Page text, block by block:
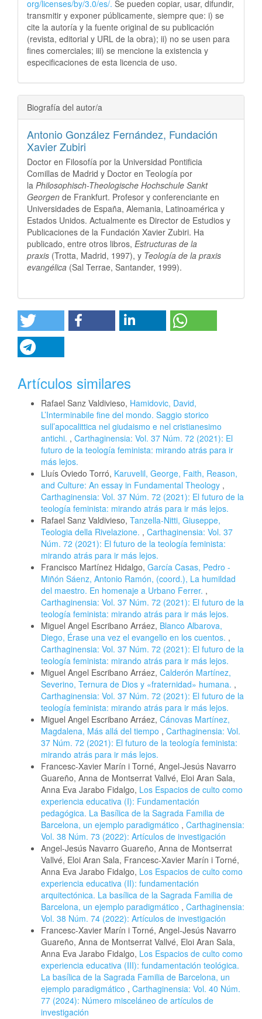
org/licenses/by/3.0/es/. Se pueden copiar, usar, difundir,
transmitir y exponer públicamente, siempre que: i) se
cite la autoría y la fuente original de su publicación
(revista, editorial y URL de la obra); ii) no se usen para
fines comerciales; iii) se mencione la existencia y
especificaciones de esta licencia de uso.
Biografía del autor/a
Antonio González Fernández, Fundación
Xavier Zubiri
Doctor en Filosofía por la Universidad Pontificia
Comillas de Madrid y Doctor en Teología por
la Philosophisch-Theologische Hochschule Sankt
Georgen de Frankfurt. Profesor y conferenciante en
Universidades de España, Alemania, Latinoamérica y
Estados Unidos. Actualmente es Director de Estudios y
Publicaciones de la Fundación Xavier Zubiri. Ha
publicado, entre otros libros, Estructuras de la
praxis (Trotta, Madrid, 1997), y Teología de la praxis
evangélica (Sal Terrae, Santander, 1999).
Artículos similares
Rafael Sanz Valdivieso, Hamidovic, David,
L’Interminabile fine del mondo. Saggio storico
sull’apocalittica nel giudaismo e nel cristianesimo
antichi. , Carthaginensia: Vol. 37 Núm. 72 (2021): El
futuro de la teología feminista: mirando atrás para ir
más lejos.
Lluís Oviedo Torró, Karuvelil, George, Faith, Reason,
and Culture: An essay in Fundamental Theology ,
Carthaginensia: Vol. 37 Núm. 72 (2021): El futuro de la
teología feminista: mirando atrás para ir más lejos.
Rafael Sanz Valdivieso, Tanzella-Nitti, Giuseppe,
Teologia della Rivelazione. , Carthaginensia: Vol. 37
Núm. 72 (2021): El futuro de la teología feminista:
mirando atrás para ir más lejos.
Francisco Martínez Hidalgo, García Casas, Pedro -
Miñón Sáenz, Antonio Ramón, (coord.), La humildad
del maestro. En homenaje a Urbano Ferrer. ,
Carthaginensia: Vol. 37 Núm. 72 (2021): El futuro de la
teología feminista: mirando atrás para ir más lejos.
Miguel Angel Escribano Arráez, Blanco Albarova,
Diego, Érase una vez el evangelio en los cuentos. ,
Carthaginensia: Vol. 37 Núm. 72 (2021): El futuro de la
teología feminista: mirando atrás para ir más lejos.
Miguel Angel Escribano Arráez, Calderón Martínez,
Severino, Ternura de Dios y «fraternidad» humana. ,
Carthaginensia: Vol. 37 Núm. 72 (2021): El futuro de la
teología feminista: mirando atrás para ir más lejos.
Miguel Angel Escribano Arráez, Cánovas Martínez,
Magdalena, Más allá del tiempo , Carthaginensia: Vol.
37 Núm. 72 (2021): El futuro de la teología feminista:
mirando atrás para ir más lejos.
Francesc-Xavier Marín i Torné, Angel-Jesús Navarro
Guareño, Anna de Montserrat Vallvé, Eloi Aran Sala,
Anna Eva Jarabo Fidalgo, Los Espacios de culto como
experiencia educativa (I): Fundamentación
pedagógica. La Basílica de la Sagrada Familia de
Barcelona, un ejemplo paradigmático , Carthaginensia:
Vol. 38 Núm. 73 (2022): Artículos de investigación
Angel-Jesús Navarro Guareño, Anna de Montserrat
Vallvé, Eloi Aran Sala, Francesc-Xavier Marín i Torné,
Anna Eva Jarabo Fidalgo, Los Espacios de culto como
experiencia educativa (II): fundamentación
arquitectónica. La basílica de la Sagrada Familia de
Barcelona, un ejemplo paradigmático , Carthaginensia:
Vol. 38 Núm. 74 (2022): Artículos de investigación
Francesc-Xavier Marín i Torné, Angel-Jesús Navarro
Guareño, Anna de Montserrat Vallvé, Eloi Aran Sala,
Anna Eva Jarabo Fidalgo, Los Espacios de culto como
experiencia educativa (III): fundamentación teológica.
La basílica de la Sagrada Familia de Barcelona, un
ejemplo paradigmático , Carthaginensia: Vol. 40 Núm.
77 (2024): Número misceláneo de artículos de
investigación